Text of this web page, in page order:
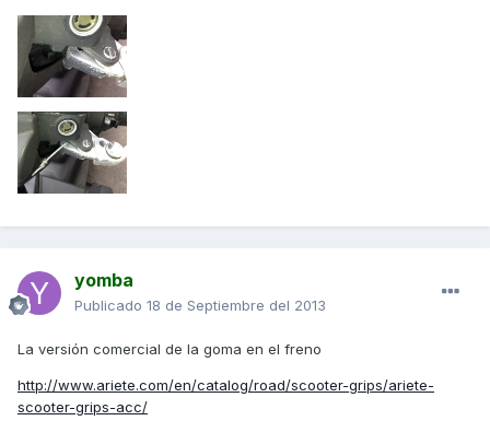
yomba
Publicado 18 de Septiembre del 2013
La versión comercial de la goma en el freno
http://www.ariete.com/en/catalog/road/scooter-grips/ariete-
scooter-grips-acc/